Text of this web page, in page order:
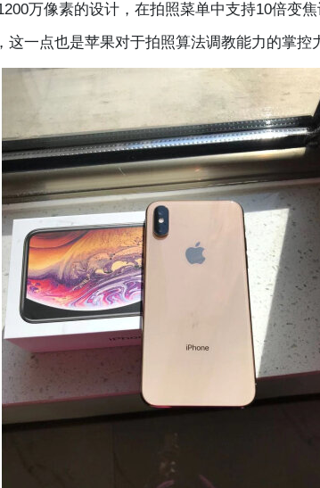
万像素的设计，在拍照菜单中支持10倍变
一点也是苹果对于拍照算法调教能力的掌控